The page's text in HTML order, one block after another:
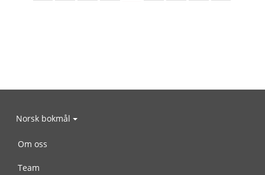
Norsk bokmål
Om oss
Team